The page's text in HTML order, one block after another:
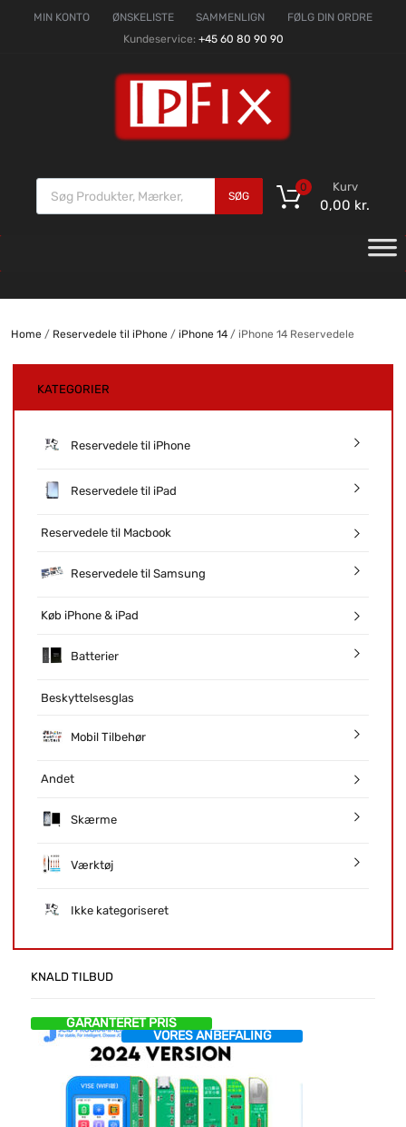
MIN KONTO ØNSKELISTE SAMMENLIGN
FØLG DIN ORDRE
Kundeservice: +45 60 80 90 90
SØG
Kurv
0,00 kr.
0
Home/ Reservedele til iPhone/ iPhone 14/ iPhone 14 Reservedele
KATEGORIER
Reservedele til iPhone
Reservedele til iPad
Reservedele til Macbook
Reservedele til Samsung
Køb iPhone & iPad
Batterier
Beskyttelsesglas
Mobil Tilbehør
Andet
Skærme
Værktøj
Ikke kategoriseret
KNALD TILBUD
GARANTERET PRIS
VORES ANBEFALING